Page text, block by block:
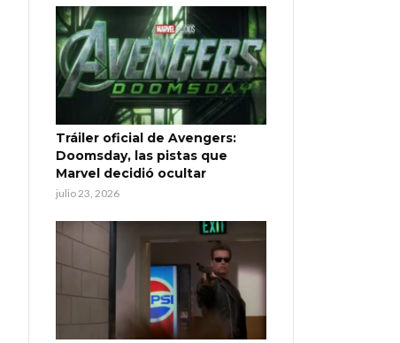
Tráiler oficial de Avengers:
Doomsday, las pistas que
Marvel decidió ocultar
julio 23, 2026